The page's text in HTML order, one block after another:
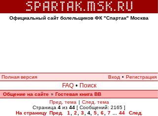
Официальный сайт болельщиков ФК "Спартак" Москва
Полная версия Вход • Регистрация
FAQ • Поиск
Общение на сайте » Гостевая книга ВВ
Пред. тема | След. тема
Страница 4 из 44 [ Сообщений: 2165 ]
На страницу Пред. 1 2 3 4, 5 6 7 44
След.